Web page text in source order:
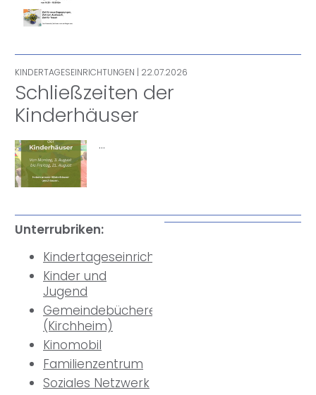
KINDERTAGESEINRICHTUNGEN | 22.07.2026
Schließzeiten der
Kinderhäuser
…
Unterrubriken:
Kindertageseinrichtungen
Kinder und
Jugend
Gemeindebücherei
(Kirchheim)
Kinomobil
Familienzentrum
Soziales Netzwerk